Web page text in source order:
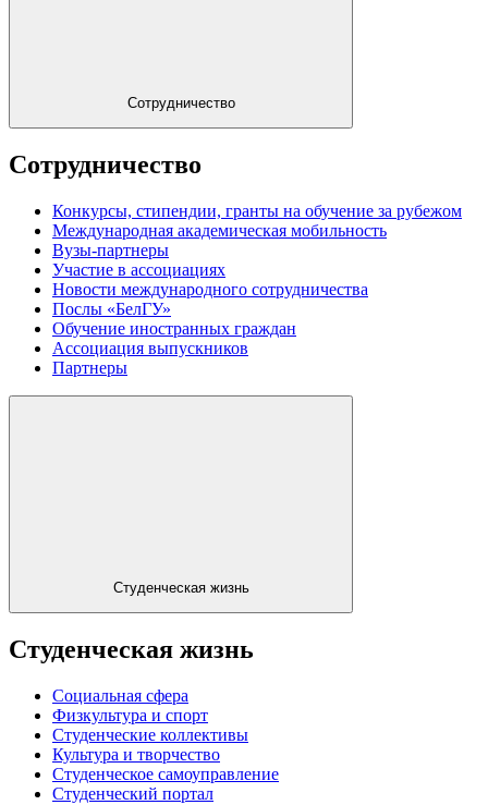
Сотрудничество
Сотрудничество
Конкурсы, стипендии, гранты на обучение за рубежом
Международная академическая мобильность
Вузы-партнеры
Участие в ассоциациях
Новости международного сотрудничества
Послы «БелГУ»
Обучение иностранных граждан
Ассоциация выпускников
Партнеры
Студенческая жизнь
Студенческая жизнь
Социальная сфера
Физкультура и спорт
Студенческие коллективы
Культура и творчество
Студенческое самоуправление
Студенческий портал